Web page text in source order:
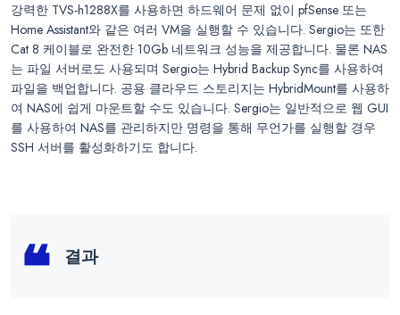
강력한 TVS-h1288X를 사용하면 하드웨어 문제 없이 pfSense 또는
Home Assistant와 같은 여러 VM을 실행할 수 있습니다. Sergio는 또한
Cat 8 케이블로 완전한 10Gb 네트워크 성능을 제공합니다. 물론 NAS
는 파일 서버로도 사용되며 Sergio는 Hybrid Backup Sync를 사용하여
파일을 백업합니다. 공용 클라우드 스토리지는 HybridMount를 사용하
여 NAS에 쉽게 마운트할 수도 있습니다. Sergio는 일반적으로 웹 GUI
를 사용하여 NAS를 관리하지만 명령을 통해 무언가를 실행할 경우
SSH 서버를 활성화하기도 합니다.
결과